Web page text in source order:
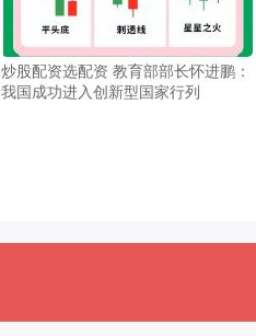
炒股配资选配资 教育部部长怀进鹏：
我国成功进入创新型国家行列